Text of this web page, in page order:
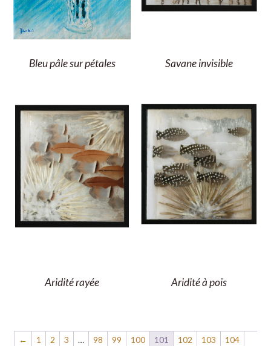
Bleu pâle sur pétales Savane invisible
Aridité rayée Aridité à pois
← 1 2 3 … 98 99 100 101 102 103
104